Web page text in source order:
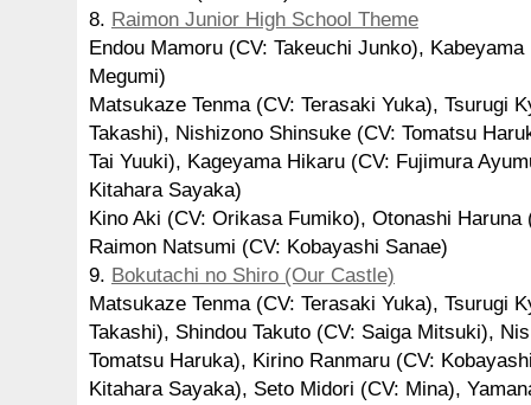
8. Raimon Junior High School Theme
Endou Mamoru (CV: Takeuchi Junko), Kabeyama
Megumi)
Matsukaze Tenma (CV: Terasaki Yuka), Tsurugi
Takashi), Nishizono Shinsuke (CV: Tomatsu
Tai Yuuki), Kageyama Hikaru (CV: Fujimura
Kitahara Sayaka)
Kino Aki (CV: Orikasa Fumiko), Otonashi Haruna
Raimon Natsumi (CV: Kobayashi Sanae)
9. Bokutachi no Shiro (Our Castle)
Matsukaze Tenma (CV: Terasaki Yuka), Tsurugi
Takashi), Shindou Takuto (CV: Saiga Mitsuki),
Tomatsu Haruka), Kirino Ranmaru (CV:
Kitahara Sayaka), Seto Midori (CV: Mina),